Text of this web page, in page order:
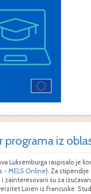
iz
Luksemburga raspisalo je
- MELS Online). Za stipendije
su za
Loren iz Francuske.